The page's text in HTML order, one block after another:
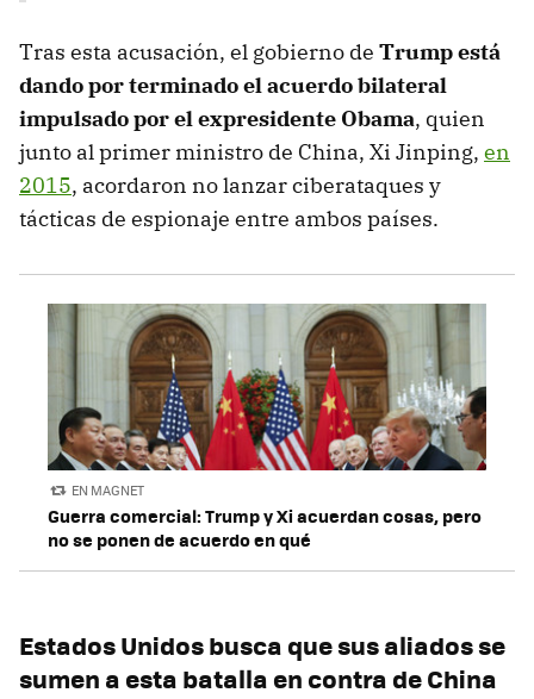
Tras esta acusación, el gobierno de Trump está
dando por terminado el acuerdo bilateral
impulsado por el expresidente Obama, quien
junto al primer ministro de China, Xi Jinping, en
2015, acordaron no lanzar ciberataques y
tácticas de espionaje entre ambos países.
EN MAGNET
Guerra comercial: Trump y Xi acuerdan cosas, pero
no se ponen de acuerdo en qué
Estados Unidos busca que sus aliados se
sumen a esta batalla en contra de China